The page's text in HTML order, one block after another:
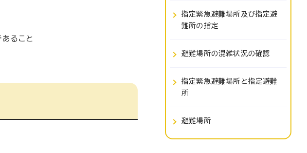
ること
指定緊急避難場所及び指定避
難所の指定
避難場所の混雑状況の確認
指定緊急避難場所と指定避難
所
避難場所